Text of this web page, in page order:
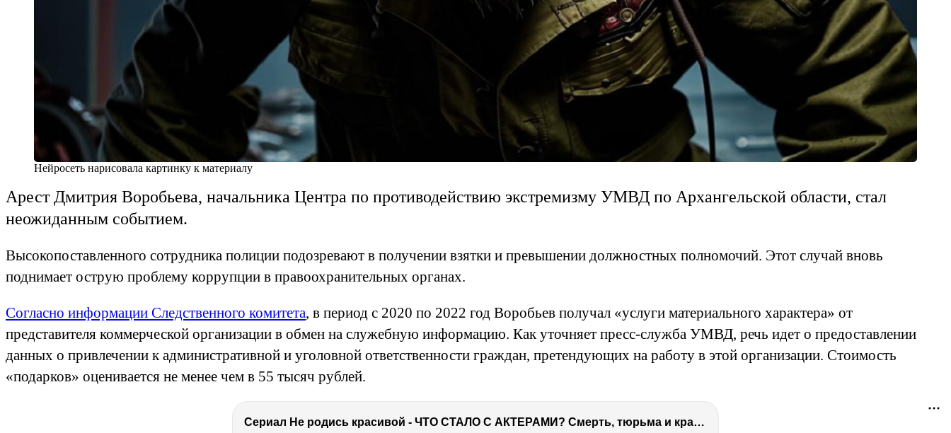
Нейросеть нарисовала картинку к материалу
Арест Дмитрия Воробьева, начальника Центра по противодействию экстремизму УМВД по Архангельской области, стал
неожиданным событием.
Высокопоставленного сотрудника полиции подозревают в получении взятки и превышении должностных полномочий. Этот случай вновь
поднимает острую проблему коррупции в правоохранительных органах.
Согласно информации Следственного комитета, в период с 2020 по 2022 год Воробьев получал «услуги материального характера» от
представителя коммерческой организации в обмен на служебную информацию. Как уточняет пресс-служба УМВД, речь идет о предоставлении
данных о привлечении к административной и уголовной ответственности граждан, претендующих на работу в этой организации. Стоимость
«подарков» оценивается не менее чем в 55 тысяч рублей.
Сериал Не родись красивой - ЧТО СТАЛО С АКТЕРАМИ? Смерть, тюрьма и красота